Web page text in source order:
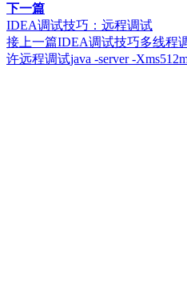
下一篇
IDEA调试技巧：远程调试
接上一篇IDEA调试技巧多线程
许远程调试java -server -